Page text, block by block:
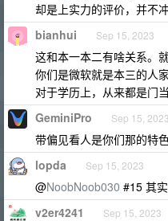
却是上实力的评价，并不
bianhui Sep 15, 2023
这和本一本二有啥关系。
你们是微软就是本三的人
对于学历上，从来都是门当
GeminiPro Sep 15, 2023
带偏见看人是你们那的特色
lopda Sep 15, 2023
@NoobNoob030 #15 其
v2er4241 Sep 15, 2023